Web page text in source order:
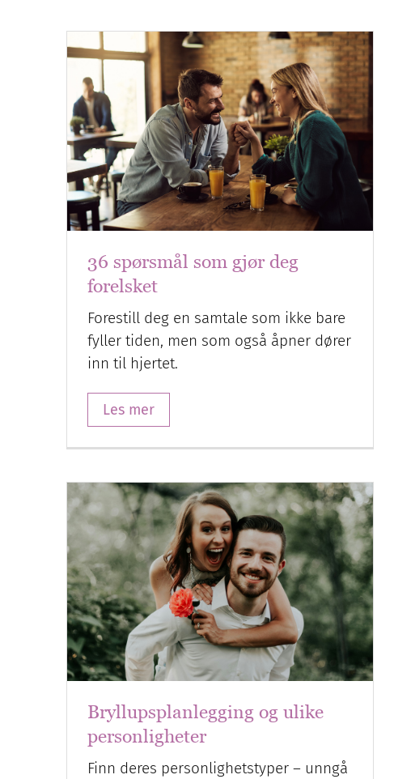
36 spørsmål som gjør deg
forelsket
Forestill deg en samtale som ikke bare
fyller tiden, men som også åpner dører
inn til hjertet.
Les mer
Bryllupsplanlegging og ulike
personligheter
Finn deres personlighetstyper – unngå